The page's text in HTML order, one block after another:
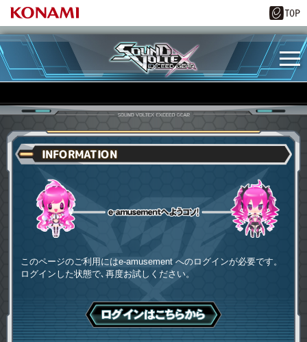
INFORMATION
このページのご利用にはe-amusement へのログインが必要です。
ログインした状態で､再度お試しください。
ログインはこちら